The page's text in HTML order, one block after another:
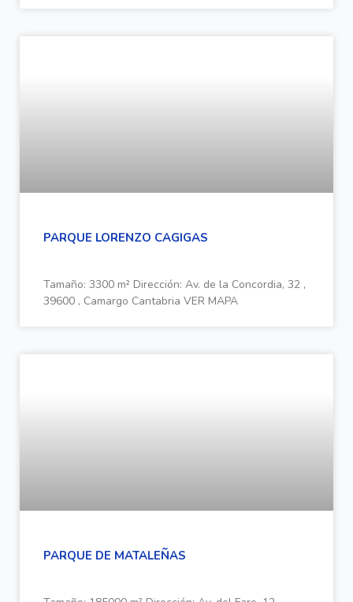
PARQUE LORENZO CAGIGAS
Tamaño: 3300 m² Dirección: Av. de la Concordia, 32 ,
39600 , Camargo Cantabria VER MAPA
PARQUE DE MATALEÑAS